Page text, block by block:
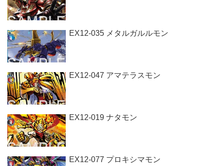
EX12-035 メタルガルルモン
EX12-047 アマテラスモン
EX12-019 ナタモン
EX12-077 プロキシマモン